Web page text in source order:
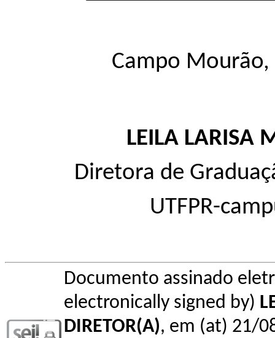
Campo
LEILA LARISA
Diretora de
UTFPR-
Documento assinado
electronically signed by)
DIRETOR(A), em (at) 21/